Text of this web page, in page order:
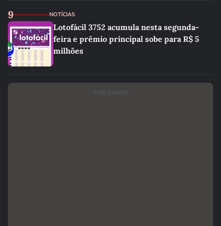
9 NOTÍCIAS
Lotofácil 3752 acumula nesta segunda-
feira e prêmio principal sobe para R$ 5
milhões
PUBLICIDADE